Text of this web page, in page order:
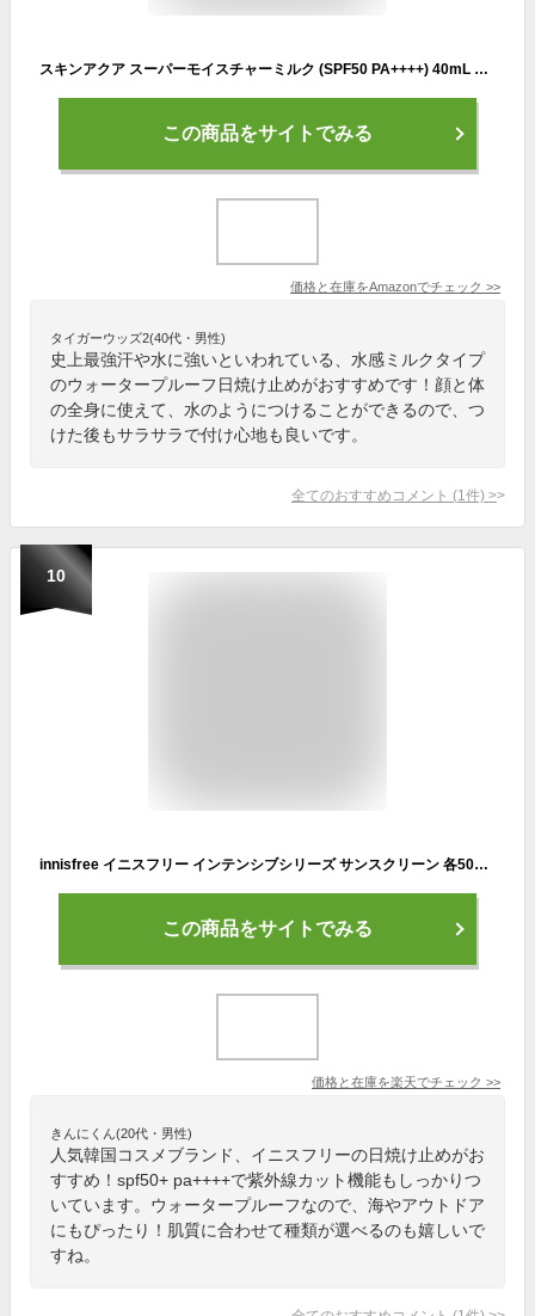
スキンアクア スーパーモイスチャーミルク (SPF50 PA++++) 40mL ※スーパーウォータープルーフ
この商品をサイトでみる
価格と在庫をAmazonでチェック >>
タイガーウッズ2(40代・男性)
史上最強汗や水に強いといわれている、水感ミルクタイプ
のウォータープルーフ日焼け止めがおすすめです！顔と体
の全身に使えて、水のようにつけることができるので、つ
けた後もサラサラで付け心地も良いです。
全てのおすすめコメント (1 件) >
10
innisfree イニスフリー インテンシブシリーズ サンスクリーン 各50ml spf50+ pa++++ ウォータープルーフ 日焼け止め 単品 韓国コスメ 正規品
この商品をサイトでみる
価格と在庫を楽天でチェック >>
きんにくん(20代・男性)
人気韓国コスメブランド、イニスフリーの日焼け止めがお
すすめ！spf50+ pa++++で紫外線カット機能もしっかりつ
いています。ウォータープルーフなので、海やアウトドア
にもぴったり！肌質に合わせて種類が選べるのも嬉しいで
すね。